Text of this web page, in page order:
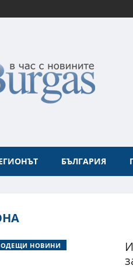
БЪЛГАРИЯ
НОВИНИ